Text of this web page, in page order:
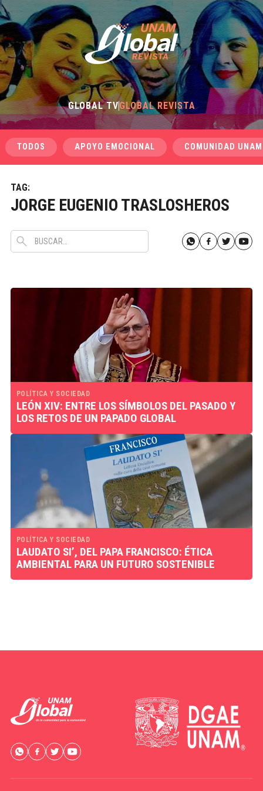
GLOBAL TVGLOBAL REVISTA
TODOS APOYO EMOCIONAL COMUNIDAD UNAM
TAG:
JORGE EUGENIO TRASLOSHEROS
POLÍTICA Y SOCIEDAD
LEÓN XIV: ENTRE LOS SÍMBOLOS DEL PASADO Y
LOS RETOS DE UN PAPADO GLOBAL
POLÍTICA Y SOCIEDAD
LAUDATO SI’, DEL PAPA FRANCISCO: ÉTICA
AMBIENTAL PARA UN FUTURO SOSTENIBLE